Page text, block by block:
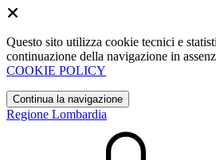
Questo sito utilizza cookie tecnici e
continuazione della navigazione in
COOKIE POLICY
Continua la navigazione
Regione Lombardia